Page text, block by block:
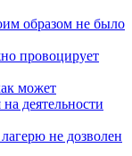
образом не было
провоцирует
может
деятельности
не дозволен